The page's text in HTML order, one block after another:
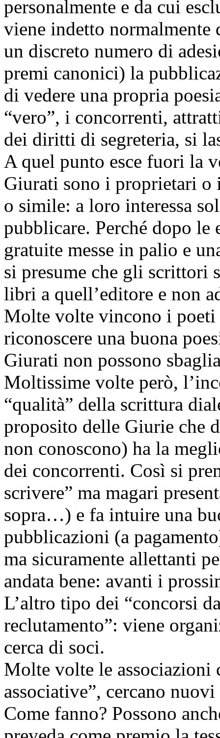
personalmente e da cui
viene indetto normalmente
un discreto numero di
premi canonici) la
di vedere una propria
“vero”, i concorrenti,
dei diritti di segreteria, si
A quel punto esce fuori la
Giurati sono i proprietari o
o simile: a loro interessa
pubblicare. Perché dopo
gratuite messe in palio e
si presume che gli scrittori
libri a quell’editore e non
Molte volte vincono i poeti
riconoscere una buona
Giurati non possono
Moltissime volte però,
“qualità” della scrittura
proposito delle Giurie che
non conoscono) ha la
dei concorrenti. Così si
scrivere” ma magari
sopra…) e fa intuire una
pubblicazioni (a
ma sicuramente allettanti
andata bene: avanti i
L’altro tipo dei “concorsi
reclutamento”: viene
cerca di soci.
Molte volte le associazioni
associative”, cercano
Come fanno? Possono